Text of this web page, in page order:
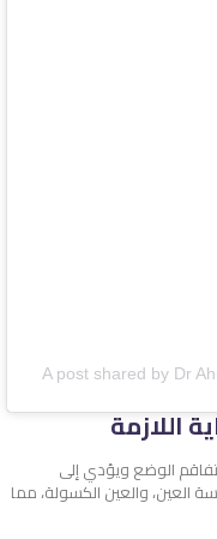
A post shared by Dr
اللازمة
الوضع ويؤدي إلى
العين، والعين الكسولة، مما